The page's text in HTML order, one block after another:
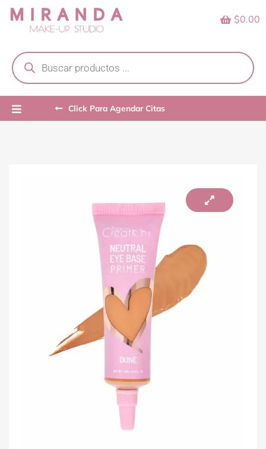
Skip
search
$0.00
Click Para Agendar Citas